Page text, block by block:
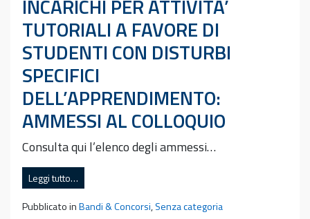
INCARICHI PER ATTIVITA’
TUTORIALI A FAVORE DI
STUDENTI CON DISTURBI
SPECIFICI
DELL’APPRENDIMENTO:
AMMESSI AL COLLOQUIO
Consulta qui l’elenco degli ammessi…
Leggi tutto…
Pubblicato inBandi & Concorsi,Senza categoria